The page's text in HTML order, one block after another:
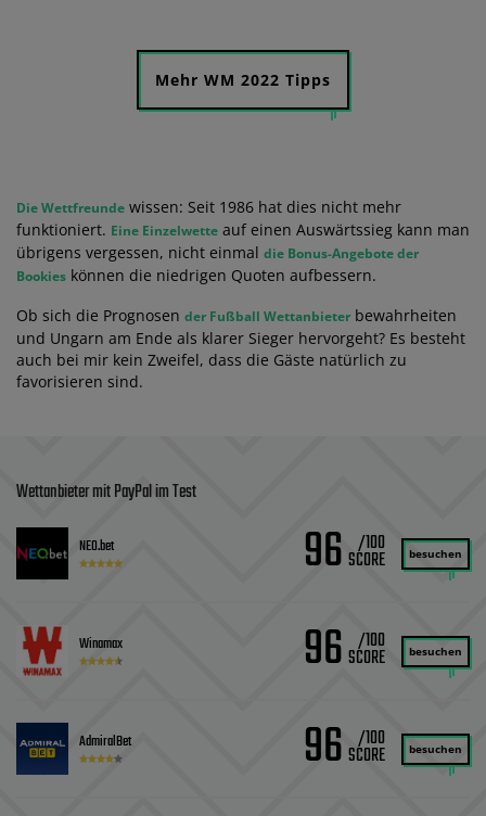
Mehr WM 2022 Tipps
Die Wettfreunde wissen: Seit 1986 hat dies nicht mehr
funktioniert. Eine Einzelwette auf einen Auswärtssieg kann man
übrigens vergessen, nicht einmal die Bonus-Angebote der
Bookies können die niedrigen Quoten aufbessern.
Ob sich die Prognosen der Fußball Wettanbieter bewahrheiten
und Ungarn am Ende als klarer Sieger hervorgeht? Es besteht
auch bei mir kein Zweifel, dass die Gäste natürlich zu
favorisieren sind.
Wettanbieter mit PayPal im Test
NEO.bet 96 /100 besuchen
Winamax 96 /100 besuchen
AdmiralBet 96 /100 besuchen